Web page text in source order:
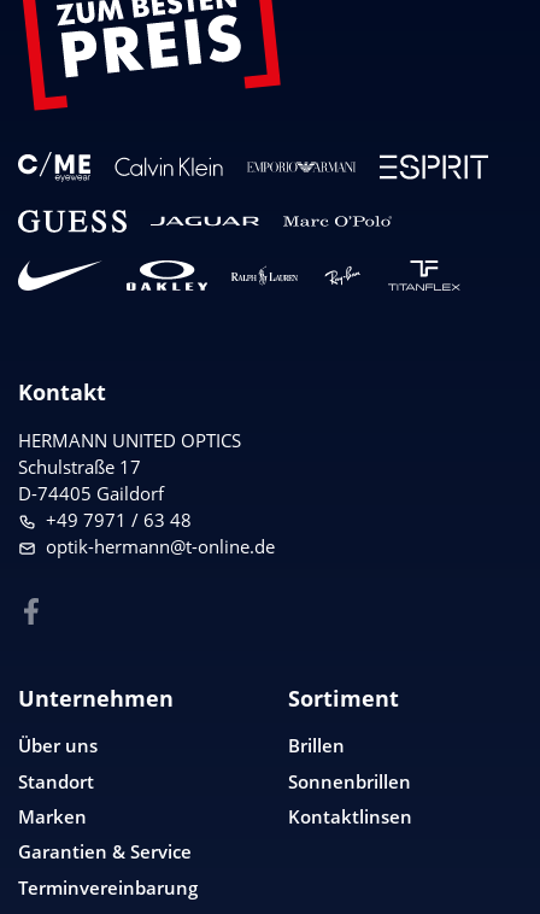
Kontakt
HERMANN UNITED OPTICS
Schulstraße 17
D-74405 Gaildorf
+49 7971 / 63 48
optik-hermann@t-online.de
Unternehmen
Über uns
Standort
Marken
Garantien & Service
Terminvereinbarung
Sortiment
Brillen
Sonnenbrillen
Kontaktlinsen